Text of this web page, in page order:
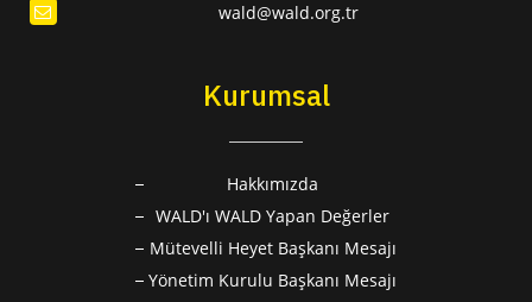
wald@wald.org.tr
Kurumsal
Hakkımızda
WALD'ı WALD Yapan Değerler
Mütevelli Heyet Başkanı Mesajı
Yönetim Kurulu Başkanı Mesajı